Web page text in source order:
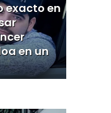
exacto en
en un